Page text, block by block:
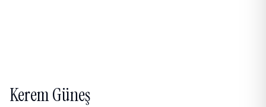
Kerem Güneş